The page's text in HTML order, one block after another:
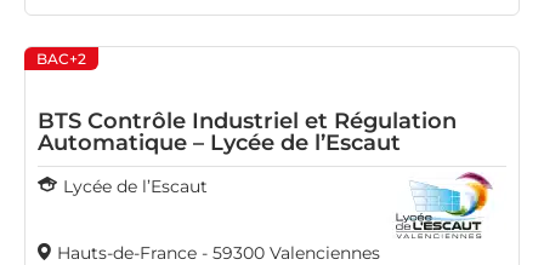
BAC+2
BTS Contrôle Industriel et Régulation
Automatique – Lycée de l’Escaut
Lycée de l’Escaut
Hauts-de-France - 59300 Valenciennes